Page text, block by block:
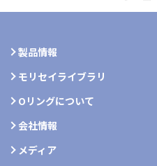
製品情報
モリセイライブラリ
Oリングについて
会社情報
メディア